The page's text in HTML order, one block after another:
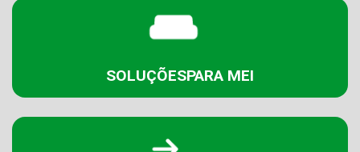
SOLUÇÕESPARA MEI